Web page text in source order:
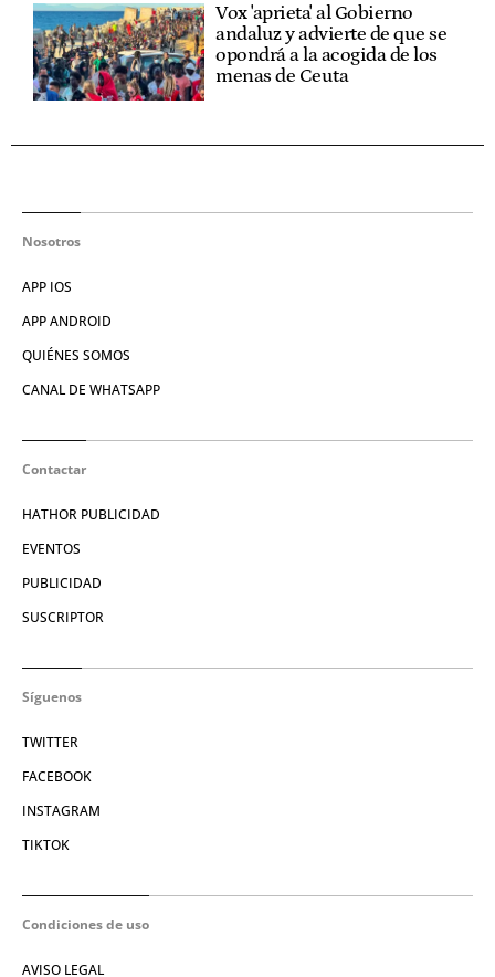
Vox 'aprieta' al Gobierno
andaluz y advierte de que se
opondrá a la acogida de los
menas de Ceuta
Nosotros
APP IOS
APP ANDROID
QUIÉNES SOMOS
CANAL DE WHATSAPP
Contactar
HATHOR PUBLICIDAD
EVENTOS
PUBLICIDAD
SUSCRIPTOR
Síguenos
TWITTER
FACEBOOK
INSTAGRAM
TIKTOK
Condiciones de uso
AVISO LEGAL